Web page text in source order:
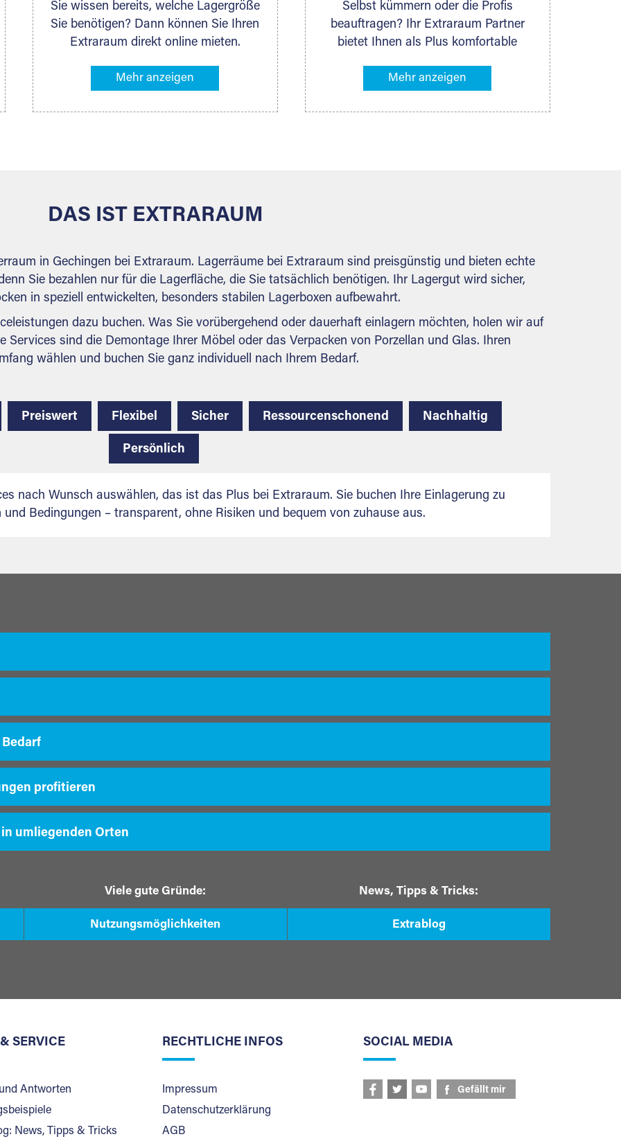
Sie wissen bereits, welche Lagergröße
Sie benötigen? Dann können Sie Ihren
Extraraum direkt online mieten.
Lagerliste die entsprechenden
möchten – das Volumen wird sofort
weiteren Fragen, die Sie haben.
Selbst kümmern oder die Profis
beauftragen? Ihr Extraraum Partner
bietet Ihnen als Plus komfortable
besonders bequem machen. Dazu
Lieferung von Packmaterial sowie
DAS IST EXTRARAUM
in Gechingen bei Extraraum. Lagerräume bei Extraraum sind preisgünstig und bieten echte
Sie bezahlen nur für die Lagerfläche, die Sie tatsächlich benötigen. Ihr Lagergut wird sicher,
in speziell entwickelten, besonders stabilen Lagerboxen aufbewahrt.
dazu buchen. Was Sie vorübergehend oder dauerhaft einlagern möchten, holen wir auf
Services sind die Demontage Ihrer Möbel oder das Verpacken von Porzellan und Glas. Ihren
wählen und buchen Sie ganz individuell nach Ihrem Bedarf.
Preiswert Flexibel Sicher Ressourcenschonend Nachhaltig
Persönlich
nach Wunsch auswählen, das ist das Plus bei Extraraum. Sie buchen Ihre Einlagerung zu
und Bedingungen – transparent, ohne Risiken und bequem von zuhause aus.
Bedarf
profitieren
umliegenden Orten
Viele gute Gründe:
Nutzungsmöglichkeiten
News, Tipps & Tricks:
Extrablog
SERVICE
Antworten
News, Tipps & Tricks
RECHTLICHE INFOS
Impressum
Datenschutzerklärung
AGB
SOCIAL MEDIA
Gefällt mir